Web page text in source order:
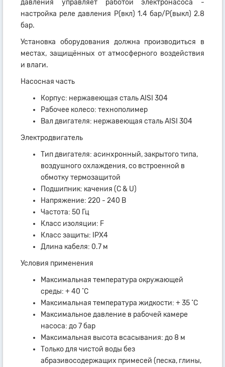
давления управляет работой электронасоса -
настройка реле давления Р(вкл) 1.4 бар/Р(выкл) 2.8
бар.
Установка оборудования должна производиться в
местах, защищённых от атмосферного воздействия
и влаги.
Насосная часть
Корпус: нержавеющая сталь AISI 304
Рабочее колесо: технополимер
Вал двигателя: нержавеющая сталь AISI 304
Электродвигатель
Тип двигателя: асинхронный, закрытого типа,
воздушного охлаждения, со встроенной в
обмотку термозащитой
Подшипник: качения (C & U)
Напряжение: 220 - 240 В
Частота: 50 Гц
Класс изоляции: F
Класс защиты: IPX4
Длина кабеля: 0.7 м
Условия применения
Максимальная температура окружающей
среды: + 40 ˚С
Максимальная температура жидкости: + 35 ˚С
Максимальное давление в рабочей камере
насоса: до 7 бар
Максимальная высота всасывания: до 8 м
Только для чистой воды без
абразивосодержащих примесей (песка, глины,